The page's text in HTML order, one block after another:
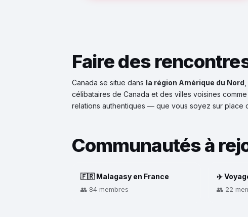
Faire des
Canada se situe dans la région Amérique du Nord
célibataires de Canada et des villes voisines
relations authentiques — que vous soyez sur place
Communautés à
🇫🇷 Malagasy en France
👥 84 membres
✈️
👥 22